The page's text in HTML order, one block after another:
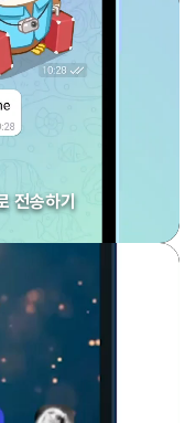
전송하기